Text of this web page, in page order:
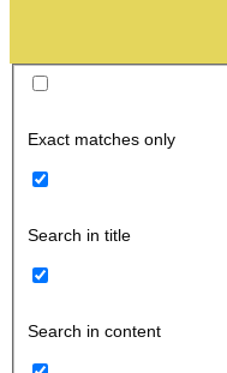
Exact matches only
Search in title
Search in content